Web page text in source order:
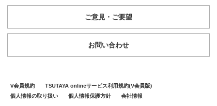
ご意見・ご要望
お問い合わせ
V会員規約
TSUTAYA onlineサービス利用規約(V会員版)
個人情報の取り扱い
個人情報保護方針 会社情報